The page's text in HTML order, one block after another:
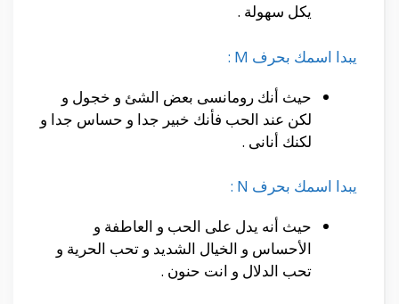
يكل سهولة .
يبدا اسمك بحرف M :
حيث أنك رومانسى بعض الشئ و خجول و
لكن عند الحب فأنك خبير جدا و حساس جدا و
لكنك أنانى .
يبدا اسمك بحرف N :
حيث أنه يدل على الحب و العاطفة و
الأحساس و الخيال الشديد و تحب الحرية و
تحب الدلال و انت حنون .